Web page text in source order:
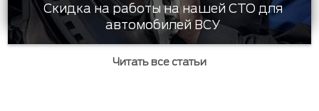
Скидка на работы на нашей СТО для
автомобилей ВСУ
Читать все статьи